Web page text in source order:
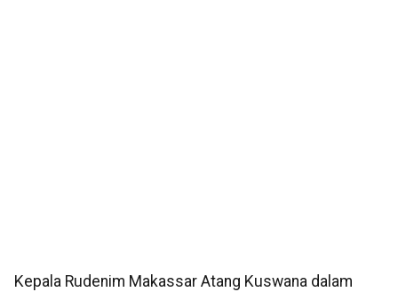
Kepala Rudenim Makassar Atang Kuswana dalam